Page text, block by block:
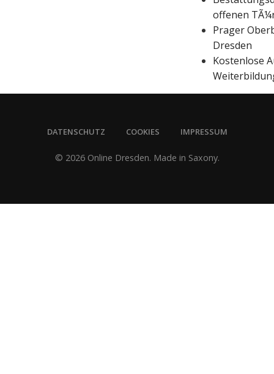
offenen
Prager
Dresden
Kostenlose
DATENSCHUTZ COOKIES IMPRESSUM
© 2026 Online Dresden. Made in Saxony.